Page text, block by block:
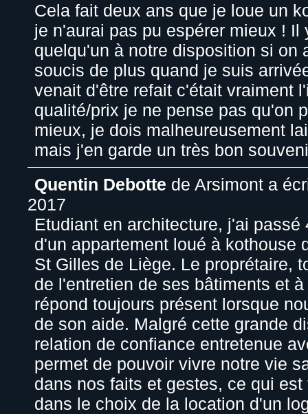
Cela fait deux ans que je loue un
je n'aurai pas pu espérer mieux ! Il
quelqu'un à notre disposition si on
soucis de plus quand je suis
venait d'être refait c'était vraiment
qualité/prix je ne pense pas qu'on
mieux, je dois malheureusement
mais j'en garde un très bon
Quentin Debotte de Arsimont a
2017
Etudiant en architecture, j'ai passé
d'un appartement loué à kothouse
St Gilles de Liège. Le proprétaire,
de l'entretien de ses bâtiments et
répond toujours présent lorsque
de son aide. Malgré cette grande
relation de confiance entretenue
permet de pouvoir vivre notre vie
dans nos faits et gestes, ce qui est
dans le choix de la location d'un